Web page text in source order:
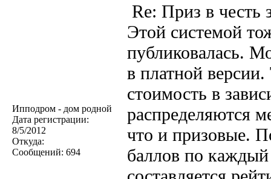
Ипподром - дом родной
Дата регистрации:
8/5/2012
Откуда:
Сообщений: 694
Re: Приз в честь
Этой системой
публиковалась.
в платной
стоимость в
распределяются
что и призовые.
баллов по каждый